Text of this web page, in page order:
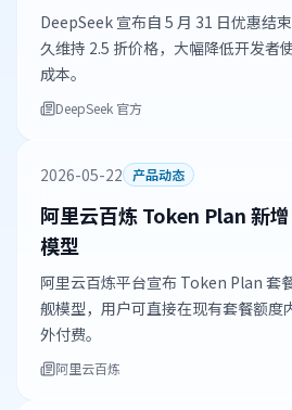
DeepSeek 宣布自 5 月 31 日优惠结
久维持 2.5 折价格，大幅降低开发者
成本。
DeepSeek 官方
2026-05-22 产品动态
阿里云百炼 Token Plan 新
模型
阿里云百炼平台宣布 Token Plan 套
舰模型，用户可直接在现有套餐额度
外付费。
阿里云百炼